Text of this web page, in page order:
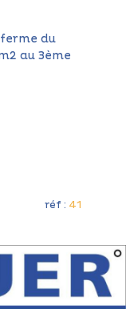
du
au 3ème
réf : 41